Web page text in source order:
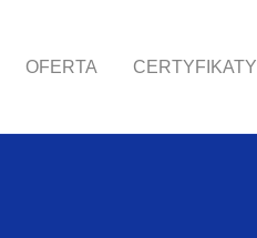
OFERTA CERTYFIKATY